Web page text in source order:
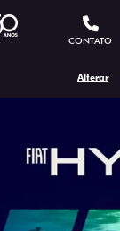
CONTATO
Alterar